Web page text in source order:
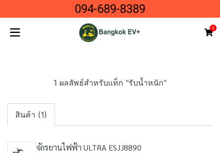
094-689-8389
0
1 ผลลัพธ์สำหรับแท็ก "รับน้ำหนัก"
สินค้า (1)
จักรยานไฟฟ้า ULTRA ESJJ8890